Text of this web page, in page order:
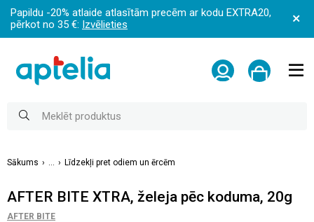
Papildu -20% atlaide atlasītām precēm ar kodu EXTRA20,
pērkot no 35 €: Izvēlieties
Sākums Līdzekļi pret odiem un ērcēm
AFTER BITE XTRA, želeja pēc koduma, 20g
AFTER BITE